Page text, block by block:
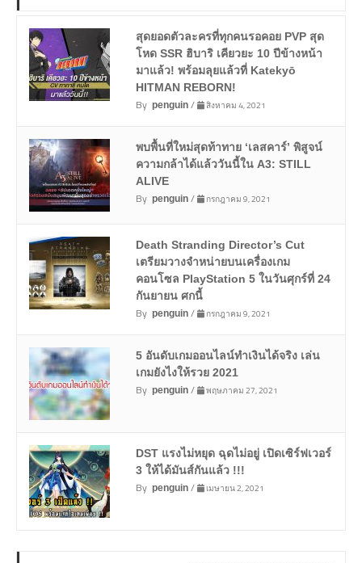
สุดยอดตัวละครที่ทุกคนรอคอย PVP สุด
โหด SSR ฮิบาริ เคียวยะ 10 ปีข้างหน้า
มาแล้ว! พร้อมลุยแล้วที่ Katekyō
HITMAN REBORN!
By penguin/ สิงหาคม 4, 2021
พบพื้นที่ใหม่สุดท้าทาย ‘เลสคาร์’ พิสูจน์
ความกล้าได้แล้ววันนี้ใน A3: STILL
ALIVE
By penguin/ กรกฎาคม 9, 2021
Death Stranding Director’s Cut
เตรียมวางจำหน่ายบนเครื่องเกม
คอนโซล PlayStation 5 ในวันศุกร์ที่ 24
กันยายน ศกนี้
By penguin/ กรกฎาคม 9, 2021
5 อันดับเกมออนไลน์ทำเงินได้จริง เล่น
เกมยังไงให้รวย 2021
By penguin/ พฤษภาคม 27, 2021
DST แรงไม่หยุด ฉุดไม่อยู่ เปิดเซิร์ฟเวอร์
3 ให้ได้มันส์กันแล้ว !!!
By penguin/ เมษายน 2, 2021